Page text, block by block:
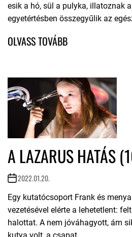
esik a hó, sül a pulyka, illatoznak
egyetértésben összegyűlik az
A LAZARUS HATÁS
2022.01.20.
Egy kutatócsoport Frank és
vezetésével elérte a lehetetlent:
halottat. A nem jóváhagyott, ám
kutya volt, a csapat...